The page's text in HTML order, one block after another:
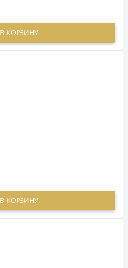
В КОРЗИНУ
В КОРЗИНУ